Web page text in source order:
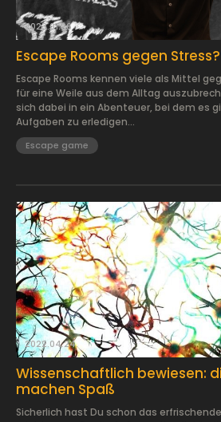
2023.01.26.
Escape Rooms gegen Stress?
Escape Rooms kennen viele als Mittel
für eine Weile aus dem Alltag
sich dabei in ein Abenteuer, bei dem es
Aufgaben zu erledigen...
Escape game
2022.04.24.
Wissenschaftlich bewiesen:
machen Spaß
Sicherlich hast Du schon das